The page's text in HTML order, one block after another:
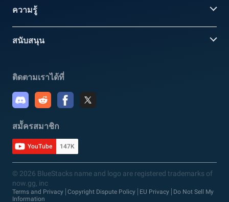
ความรู้
สนับสนุน
ติดตามเราได้ที่
สมััครสมาชิก
YouTube 147K
© 2026 BlueStacks name and logo are registered trademarks of
now.gg, inc
Terms and Privacy Copyright Dispute Policy EU Privacy
Do Not Sell My
Information